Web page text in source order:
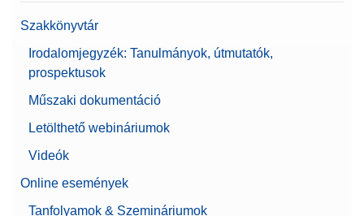
Szakkönyvtár
Irodalomjegyzék: Tanulmányok, útmutatók,
prospektusok
Műszaki dokumentáció
Letölthető webináriumok
Videók
Online események
Tanfolyamok & Szemináriumok